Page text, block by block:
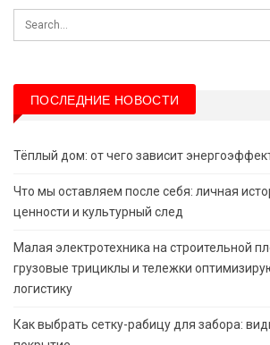
ПОСЛЕДНИЕ НОВОСТИ
Тёплый дом: от чего зависит
Что мы оставляем после себя: личная
ценности и культурный след
Малая электротехника на строительной
грузовые трициклы и тележки
логистику
Как выбрать сетку-рабицу для забора: